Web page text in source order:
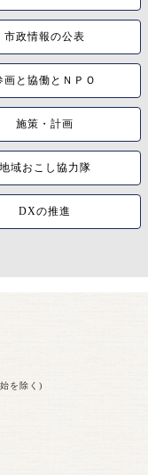
市政情報の公表
画と協働とＮＰＯ
施策・計画
地域おこし協力隊
DXの推進
を除く)